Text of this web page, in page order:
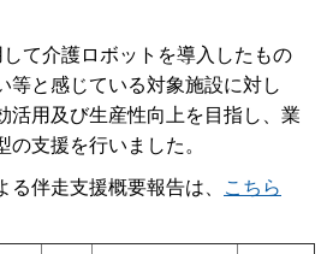
て介護ロボットを導入したもの
等と感じている対象施設に対し
活用及び生産性向上を目指し、業
支援を行いました。
る伴走支援概要報告は、
こちら